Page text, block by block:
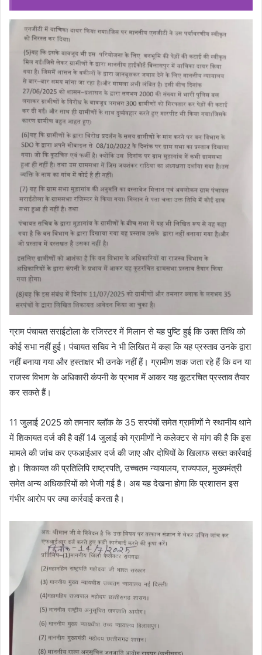
ग्राम पंचायत सराईटोला के रजिस्टर में मिलान से यह पुष्टि हुई कि उक्त तिथि को
कोई सभा नहीं हुई। पंचायत सचिव ने भी लिखित में कहा कि यह प्रस्ताव उनके द्वारा
नहीं बनाया गया और हस्ताक्षर भी उनके नहीं हैं। ग्रामीण शक जता रहे हैं कि वन या
राजस्व विभाग के अधिकारी कंपनी के प्रभाव में आकर यह कूटरचित प्रस्ताव तैयार
कर सकते हैं।
11 जुलाई 2025 को तमनार ब्लॉक के 35 सरपंचों समेत ग्रामीणों ने स्थानीय थाने
में शिकायत दर्ज की है वहीं 14 जुलाई को ग्रामीणों ने कलेक्टर से मांग की है कि इस
मामले की जांच कर एफआईआर दर्ज की जाए और दोषियों के खिलाफ सख्त कार्रवाई
हो। शिकायत की प्रतिलिपि राष्ट्रपति, उच्चतम न्यायालय, राज्यपाल, मुख्यमंत्री
समेत अन्य अधिकारियों को भेजी गई है। अब यह देखना होगा कि प्रशासन इस
गंभीर आरोप पर क्या कार्रवाई करता है।